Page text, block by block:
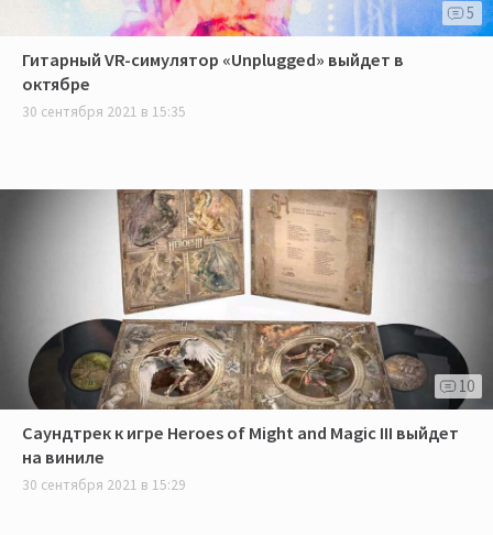
5
Гитарный VR-симулятор «Unplugged» выйдет в
октябре
30 сентября 2021 в 15:35
10
Саундтрек к игре Heroes of Might and Magic III выйдет
на виниле
30 сентября 2021 в 15:29